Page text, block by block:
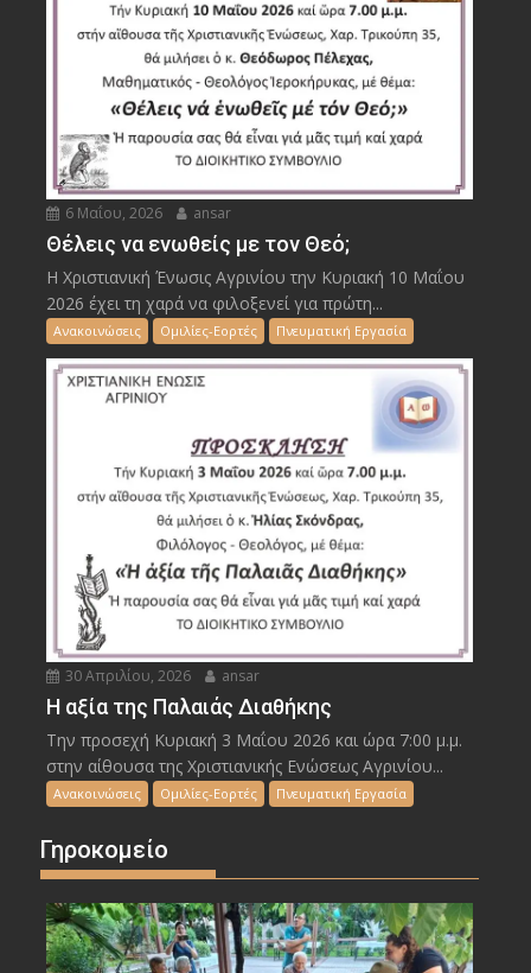
6 Μαΐου, 2026 ansar
Θέλεις να ενωθείς με τον Θεό;
Η Χριστιανική Ένωσις Αγρινίου την Κυριακή 10 Μαΐου
2026 έχει τη χαρά να φιλοξενεί για πρώτη...
Ανακοινώσεις Ομιλίες-Εορτές Πνευματική Εργασία
30 Απριλίου, 2026 ansar
Η αξία της Παλαιάς Διαθήκης
Την προσεχή Κυριακή 3 Μαΐου 2026 και ώρα 7:00 μ.μ.
στην αίθουσα της Χριστιανικής Ενώσεως Αγρινίου...
Ανακοινώσεις Ομιλίες-Εορτές Πνευματική Εργασία
Γηροκομείο